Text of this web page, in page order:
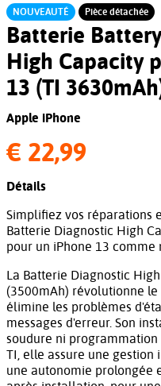
NOUVEAUTÉ Pièce détachée
Batterie
High Capacity
13 (TI
Apple iPhone
€ 22,99
Détails
Simplifiez vos réparations
Batterie Diagnostic High
pour un iPhone 13 comme
La Batterie Diagnostic
(3500mAh) révolutionne
élimine les problèmes
messages d'erreur. Son
soudure ni programmation
TI, elle assure une
une autonomie prolongée